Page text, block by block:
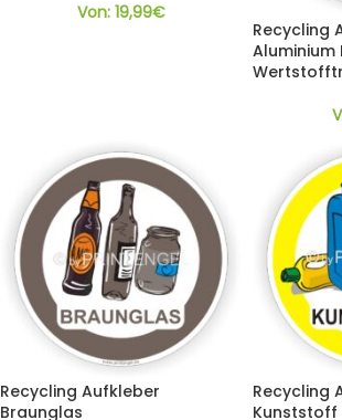
Von: 19,99€
Recycling
Aluminium
Recycling Aufkleber
Braunglas
Recycling
Kunststoff